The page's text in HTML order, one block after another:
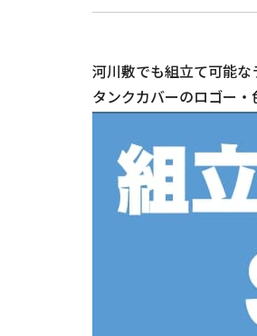
河川敷でも組立て可能な
タンクカバーのロゴー・